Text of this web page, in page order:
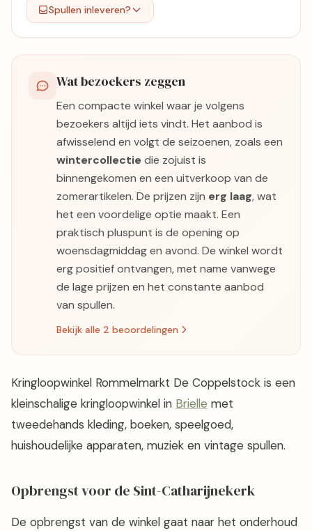
Spullen inleveren?
Wat bezoekers zeggen
Een compacte winkel waar je volgens
bezoekers altijd iets vindt. Het aanbod is
afwisselend en volgt de seizoenen, zoals een
wintercollectiedie zojuist is
binnengekomen en een uitverkoop van de
zomerartikelen. De prijzen zijn erg laag, wat
het een voordelige optie maakt. Een
praktisch pluspunt is de opening op
woensdagmiddag en avond. De winkel wordt
erg positief ontvangen, met name vanwege
de lage prijzen en het constante aanbod
van spullen.
Bekijk alle 2 beoordelingen
Kringloopwinkel Rommelmarkt De Coppelstock is een
kleinschalige kringloopwinkel in Brielle met
tweedehands kleding, boeken, speelgoed,
huishoudelijke apparaten, muziek en vintage spullen.
Opbrengst voor de Sint-Catharijnekerk
De opbrengst van de winkel gaat naar het onderhoud